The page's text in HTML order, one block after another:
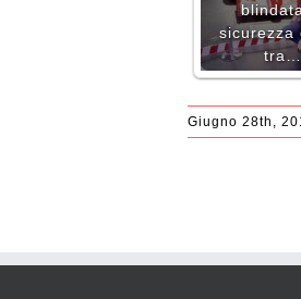
sicurezza
tra…
Giugno 28th,